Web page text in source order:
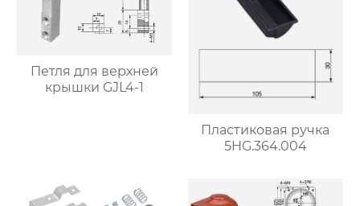
Петля для верхней
крышки GJL4-1
Пластиковая ручка
5HG.364.004